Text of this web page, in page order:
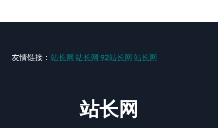
友情链接： 站长网 站长网 92站长网 站长网
站长网